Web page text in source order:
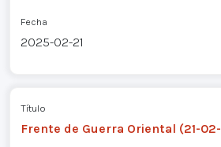
Fecha
2025-02-21
Título
Frente de Guerra Oriental (21-